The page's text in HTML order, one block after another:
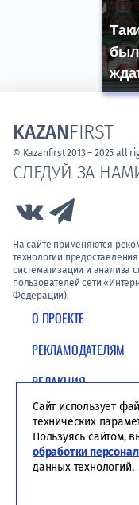
О ПРОЕКТЕ
РЕКЛАМОДАТЕЛЯМ
РЕДАКЦИЯ
ПОЛИТИКА
СЛЕДУЙ ЗА
Link to Vk
На сайте применяются
технологии
систематизации и анализа
пользователей сети
Федерации).
KAZANFIRST
© Kazanfirst 2013 – 2025 all
Сайт использует
технических
Пользуясь сайтом,
обработки
данных технологий.